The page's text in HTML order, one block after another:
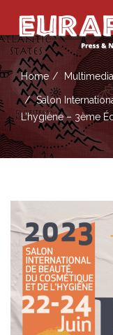
Home Multimedia
Salon
L’hygiène – 3ème